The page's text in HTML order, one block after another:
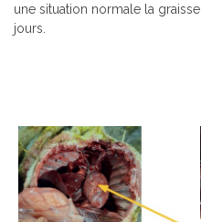
une situation normale la
jours.